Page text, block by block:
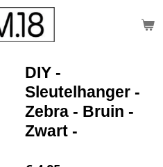
DIY -
Sleutelhanger -
Zebra - Bruin -
Zwart -